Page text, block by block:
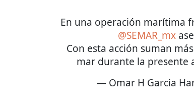
En una operación marítima
@SEMAR_mx
Con esta acción suman
mar durante la presente
— Omar H Garcia